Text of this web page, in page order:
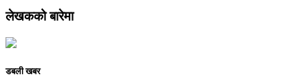
लेखकको बारेमा
डबली खबर